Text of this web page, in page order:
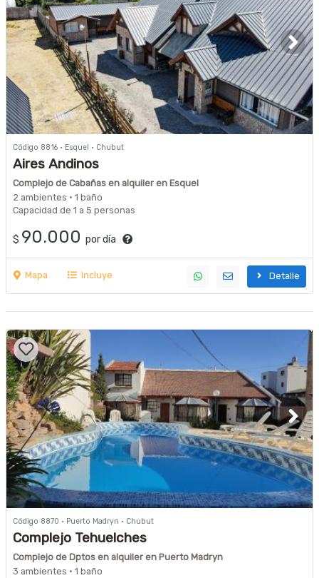
Código 8816 · Esquel · Chubut
Aires Andinos
Complejo de Cabañas en alquiler en Esquel
2 ambientes · 1 baño
Capacidad de 1 a 5 personas
$ 90.000 por día
Mapa Incluye Detalle
Código 8870 · Puerto Madryn · Chubut
Complejo Tehuelches
Complejo de Dptos en alquiler en Puerto Madryn
3 ambientes · 1 baño